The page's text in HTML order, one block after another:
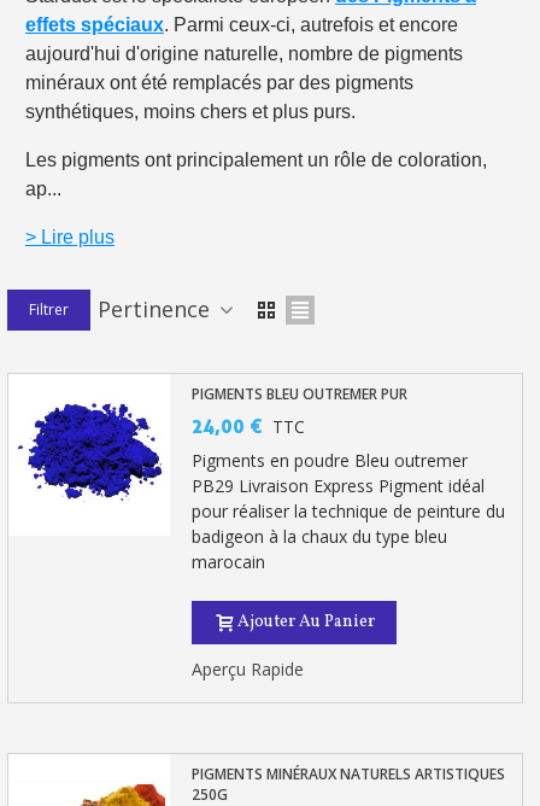
Retour produits sous 14 jours
Réduction de 5€ sur la première commande
10€ de bon d'achat pour chaque parrainage
Livraison offerte en France métropolitaine pour 250€ d'achats
Votre devis en ligne en moins d'1 minute
Gagnez des points de fidélité à chaque commande
Retour produits sous 14 jours
Réduction de 5€ sur la première commande
Inscription à la newsletter : 5€ de réduction
effets spéciaux. Parmi ceux-ci, autrefois et encore
aujourd'hui d'origine naturelle, nombre de pigments
minéraux ont été remplacés par des pigments
synthétiques, moins chers et plus purs.
Les pigments ont principalement un rôle de coloration,
ap...
> Lire plus
Filtrer Pertinence
PIGMENTS BLEU OUTREMER PUR
24,00 € TTC
Pigments en poudre Bleu outremer
PB29 Livraison Express Pigment idéal
pour réaliser la technique de peinture du
badigeon à la chaux du type bleu
marocain
Ajouter Au Panier
Aperçu Rapide
PIGMENTS MINÉRAUX NATURELS ARTISTIQUES
250G